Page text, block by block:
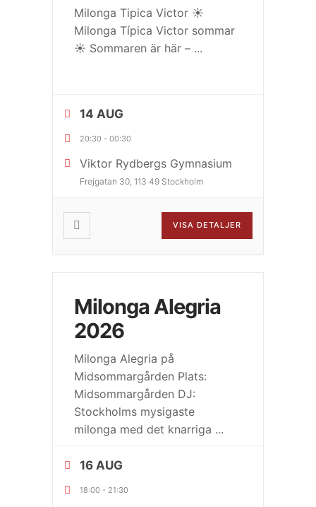
Milonga Tipica Victor ☀️
Milonga Típica Victor sommar
☀️ Sommaren är här – ...
14 AUG
20:30 - 00:30
Viktor Rydbergs Gymnasium
Frejgatan 30, 113 49 Stockholm
VISA DETALJER
Milonga Alegria
2026
Milonga Alegria på
Midsommargården Plats:
Midsommargården DJ:
Stockholms mysigaste
milonga med det knarriga ...
16 AUG
18:00 - 21:30